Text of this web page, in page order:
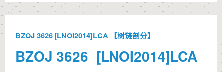
BZOJ 3626 [LNOI2014]LCA 【树链剖分】
BZOJ 3626 [LNOI2014]LCA